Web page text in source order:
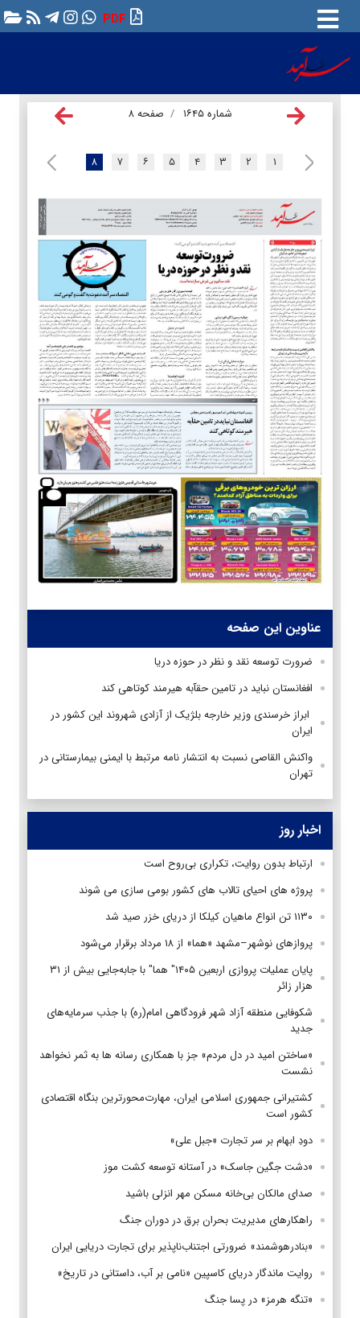
PDF
شماره ۱۶۴۵ صفحه ۸
۱ ۲ ۳ ۴ ۵ ۶ ۷ ۸
عناوین این صفحه
ضرورت توسعه نقد و نظر در حوزه دريا
افغانستان نباید در تامین حقآبه هیرمند کوتاهی کند
ابراز خرسندی وزیر خارجه بلژیک از آزادی شهروند این کشور در
ایران
واکنش القاصی نسبت به انتشار نامه مرتبط با ایمنی بیمارستانی در
تهران
اخبار روز
ارتباط بدون روایت، تکراری بی‌روح است
پروژه های احیای تالاب های کشور بومی سازی می شوند
۱۱۳۰ تن انواع ماهیان کیلکا از دریای خزر صید شد
پروازهای نوشهر–مشهد «هما» از ۱۸ مرداد برقرار می‌شود
پایان عملیات پروازی اربعین ۱۴۰۵" هما" با جابه‌جایی بیش از ۳۱
هزار زائر
شکوفایی منطقه آزاد شهر فرودگاهی امام(ره) با جذب سرمایه‌های
جدید
«ساختن امید در دل مردم» جز با همکاری رسانه ها به ثمر نخواهد
نشست
کشتیرانی جمهوری اسلامی ایران، مهارت‌محورترین بنگاه اقتصادی
کشور است
دودِ ابهام بر سر تجارت «جبل علی»
«دشت جگین جاسک» در آستانه توسعه کشت موز
صدای مالکان بی‌خانه مسکن مهر انزلی باشید
راهکارهای مدیریت بحران برق در دوران جنگ
«بنادرهوشمند» ضرورتی اجتناب‌ناپذیر برای تجارت دریایی ایران
روایت ماندگار دریای کاسپین «نامی بر آب، داستانی در تاریخ»
«تنگه هرمز» در پسا جنگ